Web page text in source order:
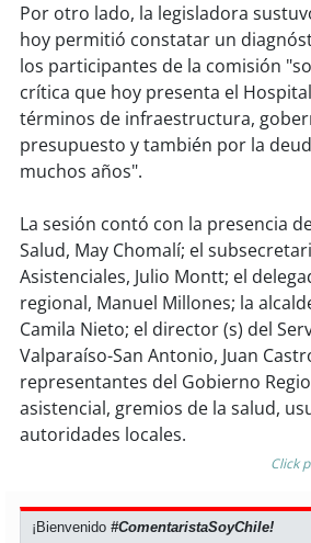
Por otro lado, la legisladora
hoy permitió constatar un
los participantes de la comisión
crítica que hoy presenta el
términos de infraestructura,
presupuesto y también por la
muchos años".
La sesión contó con la presencia
Salud, May Chomalí; el
Asistenciales, Julio Montt; el
regional, Manuel Millones; la
Camila Nieto; el director (s) del
Valparaíso-San Antonio, Juan
representantes del Gobierno
asistencial, gremios de la salud,
autoridades locales.
Click
¡Bienvenido#ComentaristaSoyChile!